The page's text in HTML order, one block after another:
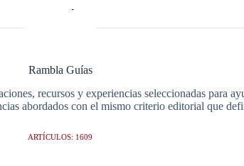
Rambla Guías
recursos y experiencias seleccionadas para
abordados con el mismo criterio editorial que
ARTÍCULOS: 1609